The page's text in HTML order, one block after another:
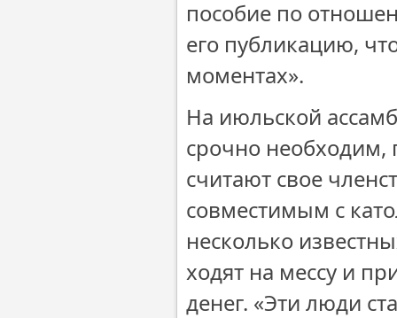
пособие по
его публикацию,
моментах».
На июльской
срочно необходим,
считают свое
совместимым с
несколько
ходят на мессу и
денег. «Эти люди